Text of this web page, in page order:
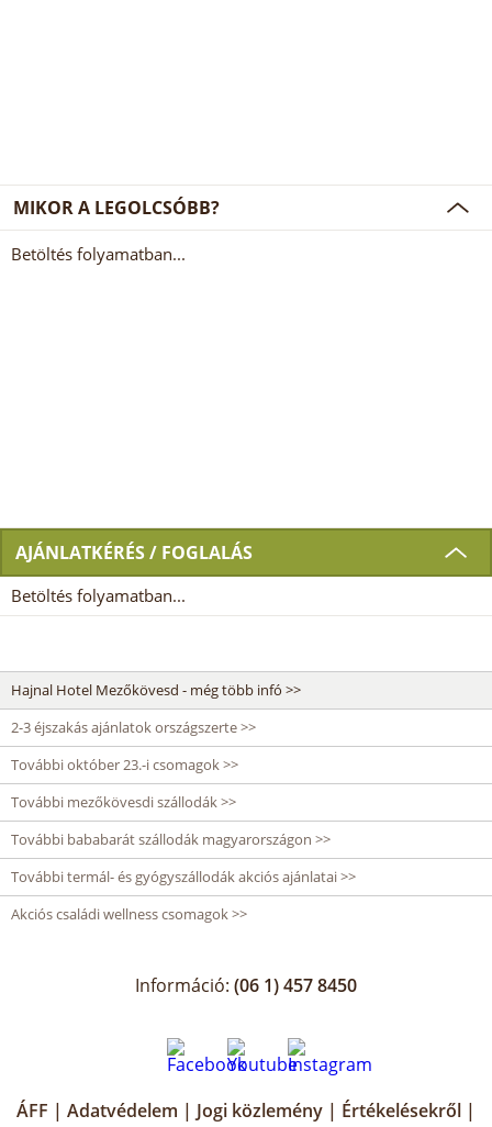
MIKOR A LEGOLCSÓBB?
Betöltés folyamatban...
AJÁNLATKÉRÉS / FOGLALÁS
Betöltés folyamatban...
Hajnal Hotel Mezőkövesd - még több infó >>
2-3 éjszakás ajánlatok országszerte >>
További október 23.-i csomagok >>
További mezőkövesdi szállodák >>
További bababarát szállodák magyarországon >>
További termál- és gyógyszállodák akciós ajánlatai >>
Akciós családi wellness csomagok >>
Információ: (06 1) 457 8450
ÁFF | Adatvédelem | Jogi közlemény | Értékelésekről |